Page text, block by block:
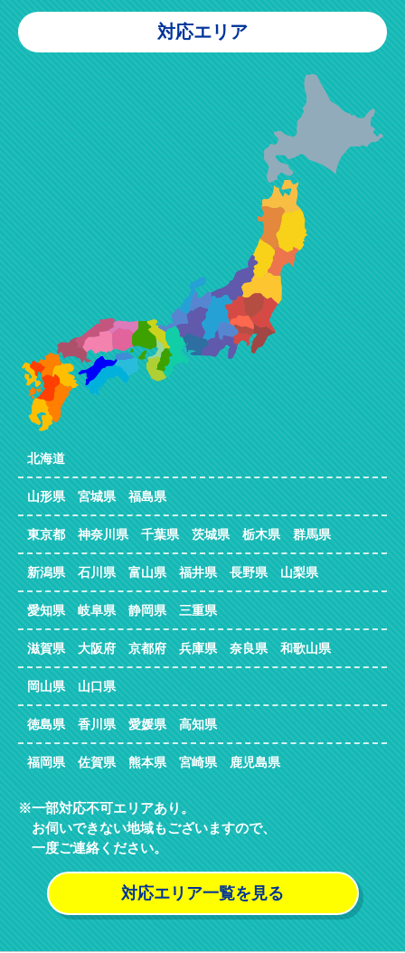
対応エリア
北海道
山形県 宮城県 福島県
東京都 神奈川県 千葉県 茨城県 栃木県 群馬県
新潟県 石川県 富山県 福井県 長野県 山梨県
愛知県 岐阜県 静岡県 三重県
滋賀県 大阪府 京都府 兵庫県 奈良県 和歌山県
岡山県 山口県
徳島県 香川県 愛媛県 高知県
福岡県 佐賀県 熊本県 宮崎県 鹿児島県
一部対応不可エリアあり。
お伺いできない地域もございますので、
一度ご連絡ください。
対応エリア一覧を見る